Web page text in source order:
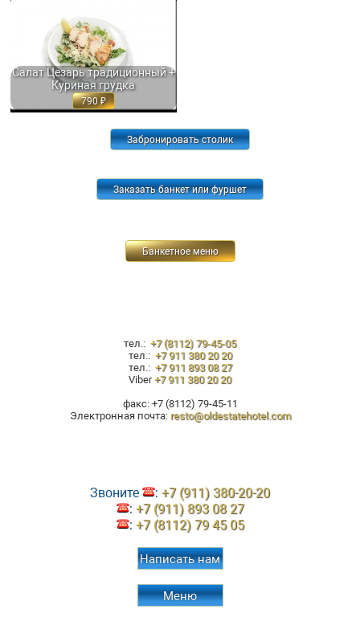
Салат Цезарь традиционный +
Куриная грудка
790
САЛАТ ЦЕЗАРЬ ТРАДИЦИОННЫЙ.
САЛАТНЫЕ ЛИСТЬЯ РОМЭЙН С...
150/50 ГР. 790
Забронировать столик
Заказать банкет или фуршет
Банкетное меню
тел.: +7 (8112) 79-45-05
тел.: +7 911 380 20 20
тел.: +7 911 893 08 27
Viber+7 911 380 20 20
факс: +7 (8112) 79-45-11
Электронная почта: resto@oldestatehotel.com
Звоните : +7 (911) 380-20-20
: +7 (911) 893 08 27
: +7 (8112) 79 45 05
Написать нам
Меню